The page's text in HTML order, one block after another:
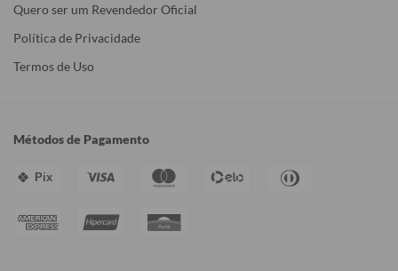
Quero ser um Revendedor Oficial
Política de Privacidade
Termos de Uso
Métodos de Pagamento
Pix